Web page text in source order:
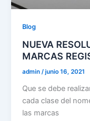
Blog
NUEVA
MARCAS
admin /junio 16, 2021
Que se debe
cada clase del
las marcas